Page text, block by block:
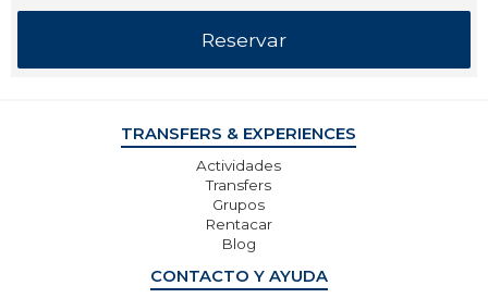
TRANSFERS & EXPERIENCES
Actividades
Transfers
Grupos
Rentacar
Blog
CONTACTO Y AYUDA